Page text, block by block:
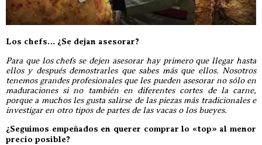
Los chefs… ¿Se dejan asesorar?
Para que los chefs se dejen asesorar hay primero que llegar hasta
ellos y después demostrarles que sabes más que ellos. Nosotros
tenemos grandes profesionales que les pueden asesorar no sólo en
maduraciones si no también en diferentes cortes de la carne,
porque a muchos les gusta salirse de las piezas más tradicionales e
investigar en otro tipos de partes de las vacas o los bueyes.
¿Seguimos empeñados en querer comprar lo «top» al menor
precio posible?